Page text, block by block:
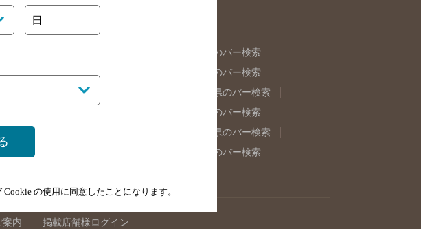
福島県のバー検索
東京都のバー検索
岐阜県のバー検索
奈良県のバー検索
山口県のバー検索
島根県のバー検索
佐賀県のバー検索
案内 掲載店舗様ログイン
日
Cookie の使用に同意したことになります。